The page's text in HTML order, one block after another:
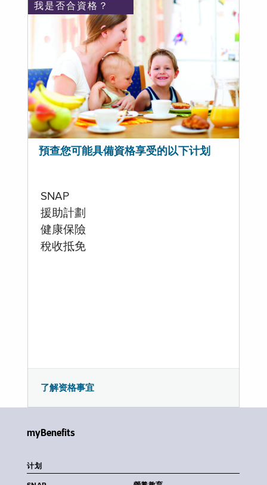
我是否合資格？
預查您可能具備資格享受的以下计划
SNAP
援助計劃
健康保險
稅收抵免
了解资格事宜
myBenefits
计划